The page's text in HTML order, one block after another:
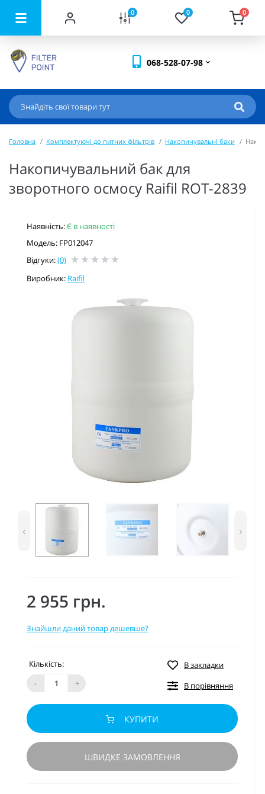
0 0 0
068-528-07-98
Головна Комплектуючі до питних фільтрів Накопичувальні баки
Накопичувальний бак для
зворотного осмосу Raifil ROT-2839
Наявність:Є в наявності
Модель: FP012047
Відгуки:(0)
Виробник: Raifil
‹ ›
2 955 грн.
Знайшли даний товар дешевше?
Кількість:
-
+
В закладки
В порівняння
КУПИТИ
ШВИДКЕ ЗАМОВЛЕННЯ